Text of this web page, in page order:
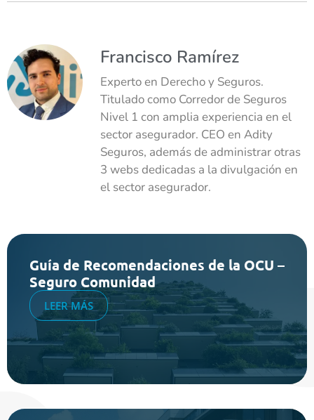
Francisco Ramírez
Experto en Derecho y Seguros.
Titulado como Corredor de Seguros
Nivel 1 con amplia experiencia en el
sector asegurador. CEO en Adity
Seguros, además de administrar otras
3 webs dedicadas a la divulgación en
el sector asegurador.
Guía de Recomendaciones de la OCU –
Seguro Comunidad
LEER MÁS